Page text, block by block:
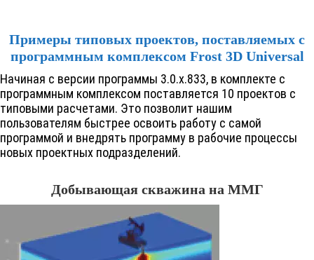
Примеры типовых проектов, поставляемых с
программным комплексом Frost 3DUniversal
Начиная с версии программы 3.0.х.833, в комплекте с
программным комплексом поставляется 10 проектов с
типовыми расчетами. Это позволит нашим
пользователям быстрее освоить работу с самой
программой и внедрять программу в рабочие процессы
новых проектных подразделений.
Добывающая скважина на ММГ